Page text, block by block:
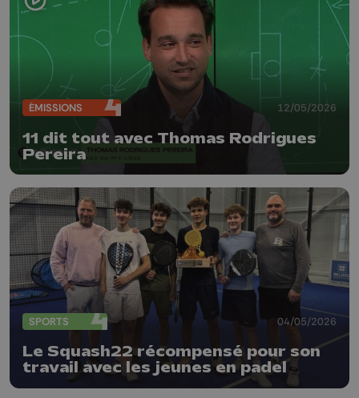
ÉMISSIONS 12/05/2026
11 dit tout avec Thomas Rodrigues
Pereira
SPORTS 04/05/2026
Le Squash22 récompensé pour son
travail avec les jeunes en padel